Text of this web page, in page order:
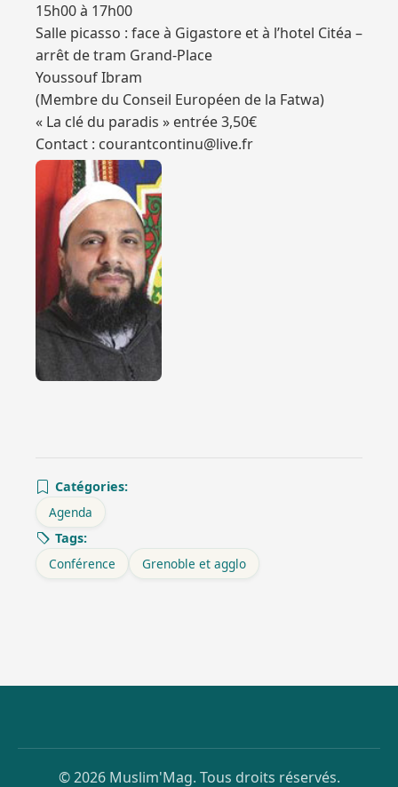
15h00 à 17h00
Salle picasso : face à Gigastore et à l’hotel Citéa –
arrêt de tram Grand-Place
Youssouf Ibram
(Membre du Conseil Européen de la Fatwa)
« La clé du paradis » entrée 3,50€
Contact : courantcontinu@live.fr
Catégories:
Agenda
Tags:
Conférence
Grenoble et agglo
© 2026 Muslim'Mag. Tous droits réservés.